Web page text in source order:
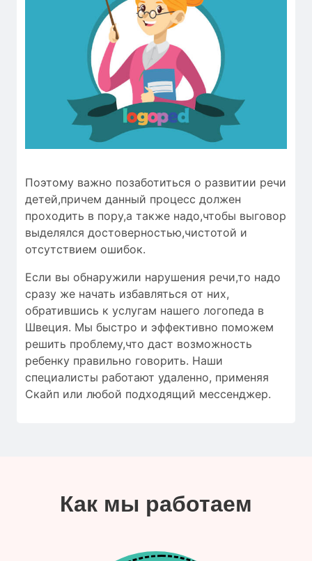
Поэтому важно позаботиться о развитии речи
детей,причем данный процесс должен
проходить в пору,а также надо,чтобы выговор
выделялся достоверностью,чистотой и
отсутствием ошибок.
Если вы обнаружили нарушения речи,то надо
сразу же начать избавляться от них,
обратившись к услугам нашего логопеда в
Швеция. Мы быстро и эффективно поможем
решить проблему,что даст возможность
ребенку правильно говорить. Наши
специалисты работают удаленно, применяя
Скайп или любой подходящий мессенджер.
Как мы работаем